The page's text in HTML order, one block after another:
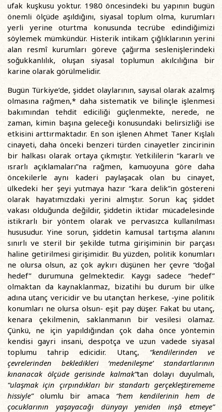
ufak kuşkusu yoktur. 1980 öncesindeki bu yapının bugün
önemli ölçüde aşıldığını, siyasal toplum olma, kurumları
yerli yerine oturtma konusunda tecrübe edindiğimizi
söylemek mümkündür. Histerik intikam çığlıklarının yerini
alan resmî kurumları göreve çağırma seslenişlerindeki
soğukkanlılık, oluşan siyasal toplumun akılcılığına bir
karine olarak görülmelidir.
Bugün Türkiye’de, şiddet olaylarının, sayısal olarak azalmış
olmasına rağmen,* daha sistematik ve bilinçle işlenmesi
bakımından tehdit ediciliği güçlenmekte, nerede, ne
zaman, kimin başına geleceği konusundaki belirsizliği ise
etkisini arttırmaktadır. En son işlenen Ahmet Taner Kışlalı
cinayeti, daha önceki benzeri türden cinayetler zincirinin
bir halkası olarak ortaya çıkmıştır. Yetkililerin “kararlı ve
ısrarlı açıklamaları”na rağmen, kamuoyuna göre daha
öncekilerle aynı kaderi paylaşacak olan bu cinayet,
ülkedeki her şeyi yutmaya hazır “kara delik”in göstereni
olarak hayatımızdaki yerini almıştır. Sorun kaç şiddet
vakası olduğunda değildir, şiddetin iktidar mücadelesinde
istikrarlı bir yöntem olarak ve pervasızca kullanılması
hususudur. Yine sorun, şiddetin kamusal tartışma alanını
sınırlı ve steril bir şekilde tutma girişiminin bir parçası
haline getirilmesi girişimidir. Bu yüzden, politik konumları
ne olursa olsun, az çok aykırı düşünen her çevre “doğal
hedef” durumuna gelmektedir. Kaygı sadece “hedef”
olmaktan da kaynaklanmaz, bizatihi bu durum bir ülke
adına utanç vericidir ve bu utançtan herkese, -yine politik
konumları ne olursa olsun- eşit pay düşer. Fakat bu utanç,
kenara çekilmenin, saklanmanın bir vesilesi olamaz.
Çünkü, ne için yapıldığından çok daha önce yöntemin
kendisi gayri insani, despotça ve uzun vadede siyasal
toplumu tahrip edicidir. Utanç, “kendilerinden ve
çevrelerinden bekledikleri ‘medenileşme’ standartlarının
kınanacak ölçüde gerisinde kalmak”tan dolayı duyulmalı,
“ulaşmak için çırpındıkları bir standartı gerçekleştirememe
hissiyle”olumlu bir amaca “hem kendilerinin hem de
çocuklarının yaşayacağı dünyayı yeniden inşâ etmeye”